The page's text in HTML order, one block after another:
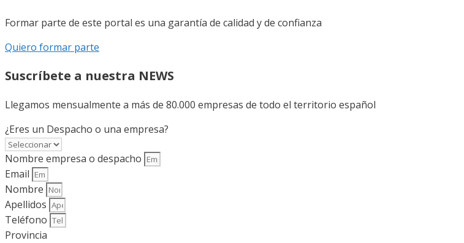
Formar parte de este portal es una garantía de calidad y de confianza
Quiero formar parte
Suscríbete a nuestra NEWS
Llegamos mensualmente a más de 80.000 empresas de todo el territorio español
¿Eres un Despacho o una empresa?
Nombre empresa o despacho
Email
Nombre
Apellidos
Teléfono
Provincia